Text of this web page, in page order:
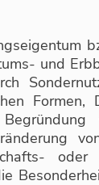
und